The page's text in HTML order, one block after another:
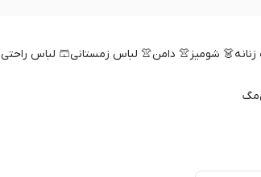
👗 شومیز👚 دامن👚 لباس زمستانی🩳 لباس راحتی
مگ